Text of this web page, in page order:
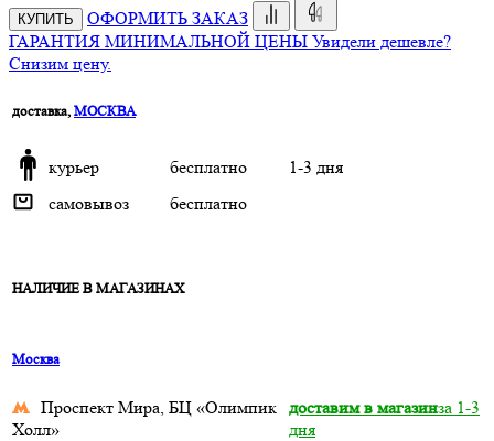
КУПИТЬ
ОФОРМИТЬ ЗАКАЗ
ГАРАНТИЯ МИНИМАЛЬНОЙ ЦЕНЫ Увидели дешевле?
Снизим цену.
доставка, МОСКВА
курьер бесплатно
1-3 дня
самовывоз
бесплатно
НАЛИЧИЕ В МАГАЗИНАХ
Москва
Проспект Мира, БЦ «Олимпик
Холл»
доставим в магазинза 1-3
дня